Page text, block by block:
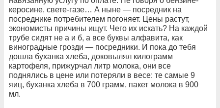
керосине, свете-газе… А ныне — посредник на
посреднике потребителем погоняет. Цены растут,
экономисты причины ищут. Чего их искать? На каждой
трубе сидят не а и б, а все буквы алфавита, как
виноградные грозди — посредники. И пока до тебя
дошла буханка хлеба, доковылял килограмм
картофеля, прижурчал литр молока, они все
поднялись в цене или потеряли в весе: те самые 9
яиц, буханка хлеба в 700 грамм, пакет молока в 900
мл.